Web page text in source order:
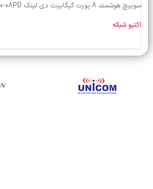
سوییچ هوشمند 8 پورت گیگابیت دی لینک DGS-1100-08PD
اکتیو شبکه